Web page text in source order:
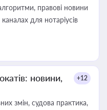
правові новини
для нотаріусів
новини,
+12
змін, судова практика,